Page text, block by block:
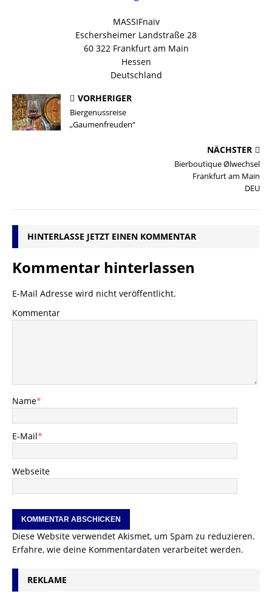
MASSIFnaïv
Eschersheimer Landstraße 28
60 322 Frankfurt am Main
Hessen
Deutschland
VORHERIGER
Biergenussreise
„Gaumenfreuden“
NÄCHSTER
Bierboutique Ølwechsel
Frankfurt am Main
DEU
HINTERLASSE JETZT EINEN KOMMENTAR
Kommentar hinterlassen
E-Mail Adresse wird nicht veröffentlicht.
Kommentar
Name*
E-Mail*
Webseite
Diese Website verwendet Akismet, um Spam zu reduzieren.
Erfahre, wie deine Kommentardaten verarbeitet werden.
REKLAME